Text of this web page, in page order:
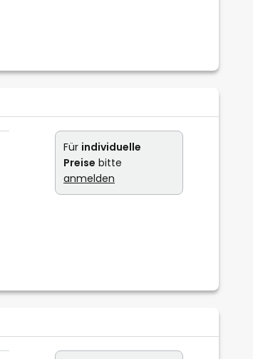
Für individuelle
Preise bitte
anmelden